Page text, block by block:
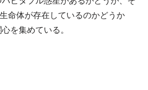
命体が存在しているのかどうか
を集めている。